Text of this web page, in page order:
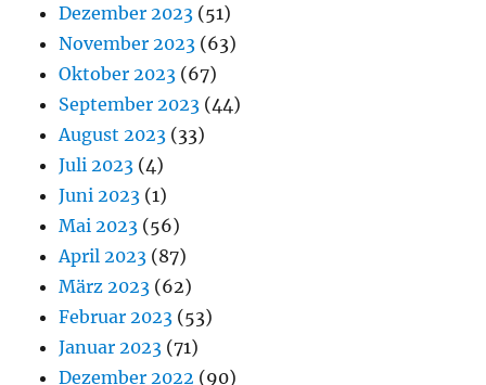
Dezember 2023 (51)
November 2023 (63)
Oktober 2023 (67)
September 2023 (44)
August 2023 (33)
Juli 2023 (4)
Juni 2023 (1)
Mai 2023 (56)
April 2023 (87)
März 2023 (62)
Februar 2023 (53)
Januar 2023 (71)
Dezember 2022 (90)